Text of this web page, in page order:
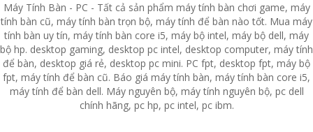
Máy Tính Bàn - PC - Tất cả sản phẩm máy tính bàn chơi game, máy
tính bàn cũ, máy tính bàn trọn bộ, máy tính để bàn nào tốt. Mua máy
tính bàn uy tín, máy tính bàn core i5, máy bộ intel, máy bộ dell, máy
bộ hp. desktop gaming, desktop pc intel, desktop computer, máy tính
để bàn, desktop giá rẻ, desktop pc mini. PC fpt, desktop fpt, máy bộ
fpt, máy tính để bàn cũ. Báo giá máy tính bàn, máy tính bàn core i5,
máy tính để bàn dell. Máy nguyên bộ, máy tính nguyên bộ, pc dell
chính hãng, pc hp, pc intel, pc ibm.